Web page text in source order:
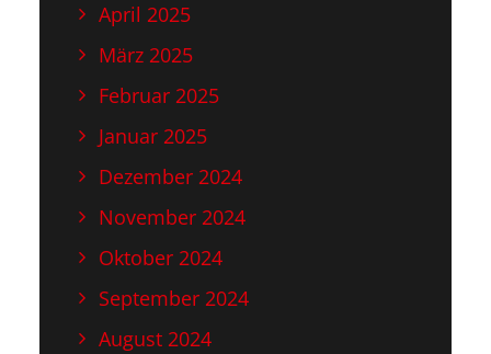
April 2025
März 2025
Februar 2025
Januar 2025
Dezember 2024
November 2024
Oktober 2024
September 2024
August 2024